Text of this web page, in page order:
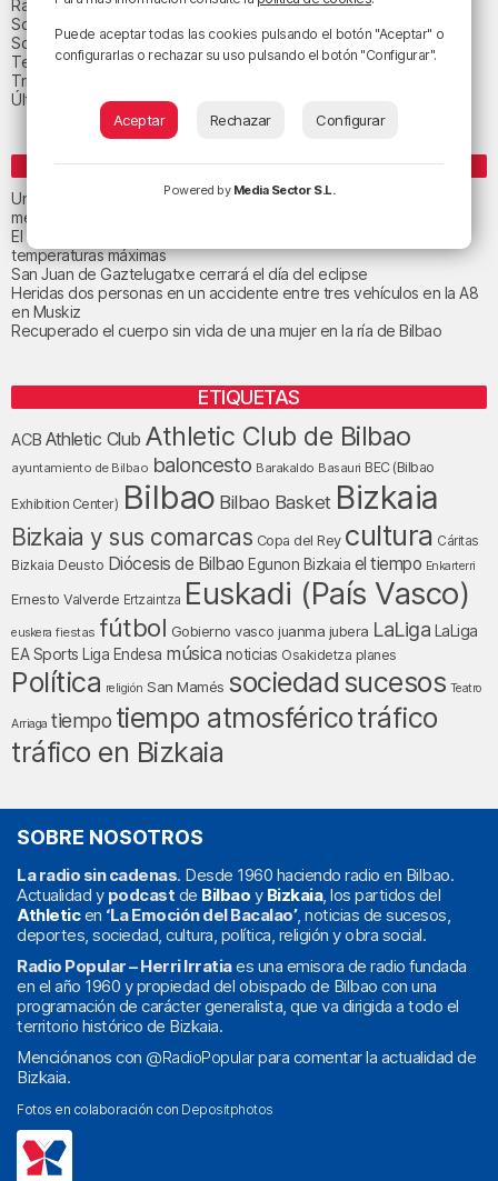
Radio Popular-Herri Irratia
Social y religión
Sociedad
Tecnología
Triple B
Última hora
ENTRADAS RECIENTES
Un total de 124 centros de Infantil y Primaria de Euskadi realizarán
mejoras con una inversión de 19,3 millones
El tiempo este viernes en Bizkaia: subida notable de las
temperaturas máximas
San Juan de Gaztelugatxe cerrará el día del eclipse
Heridas dos personas en un accidente entre tres vehículos en la A8
en Muskiz
Recuperado el cuerpo sin vida de una mujer en la ría de Bilbao
ETIQUETAS
ACB Athletic Club Athletic Club de Bilbao
ayuntamiento de Bilbao baloncesto Barakaldo Basauri BEC (Bilbao
Exhibition Center) Bilbao Bilbao Basket Bizkaia
Bizkaia y sus comarcas Copa del Rey cultura Cáritas
Bizkaia Deusto Diócesis de Bilbao Egunon Bizkaia el tiempo Enkarterri
Ernesto Valverde Ertzaintza Euskadi (País Vasco)
euskera fiestas fútbol Gobierno vasco juanma jubera LaLiga LaLiga
EA Sports
Liga Endesa música noticias Osakidetza planes
Política religión San Mamés sociedad sucesos Teatro
Arriaga tiempo tiempo atmosféricotráfico
tráfico en Bizkaia
SOBRE NOSOTROS
La radio sin cadenas. Desde 1960 haciendo radio en Bilbao.
Actualidad y podcast de Bilbao y Bizkaia, los partidos del
Athleticen ‘La Emoción del Bacalao’, noticias de sucesos,
deportes, sociedad, cultura, política, religión y obra social.
Radio Popular – Herri Irratiaes una emisora de radio fundada
en el año 1960 y propiedad del obispado de Bilbao con una
programación de carácter generalista, que va dirigida a todo el
territorio histórico de Bizkaia.
Menciónanos con @RadioPopularpara comentar la actualidad de
Bizkaia.
Fotos en colaboración con Depositphotos
Puede aceptar todas las cookies pulsando el botón "Aceptar" o
configurarlas o rechazar su uso pulsando el botón "Configurar".
Aceptar Rechazar Configurar
Powered by Media Sector S.L.